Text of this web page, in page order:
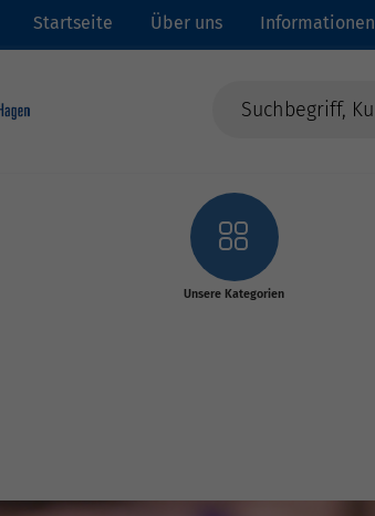
Startseite Über uns Informationen
Unsere Kategorien